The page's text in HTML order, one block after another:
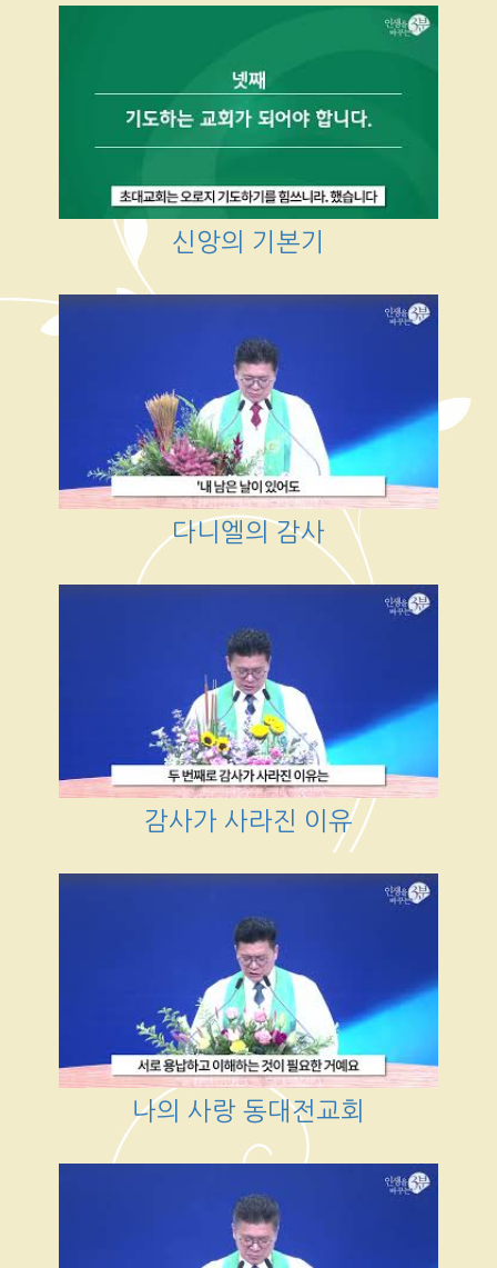
신앙의 기본기
다니엘의 감사
감사가 사라진 이유
나의 사랑 동대전교회